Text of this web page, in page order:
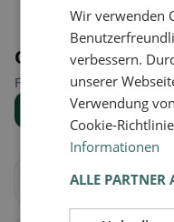
Orte in der Nähe
Finde den passenden Ort
Alle
Altendorf
Wir verwenden
verbessern.
unserer
Verwendung
Cookie-
Informationen
ALLE